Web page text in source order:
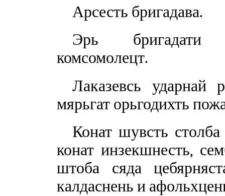
Арсесть бригадава.
Эрь бригадати
комсомолецт.
Лаказевсь ударнай
мярьгат орьгодихть
Конат шувсть столба
конат инзекшнесть,
штоба сяда
калдаснень и